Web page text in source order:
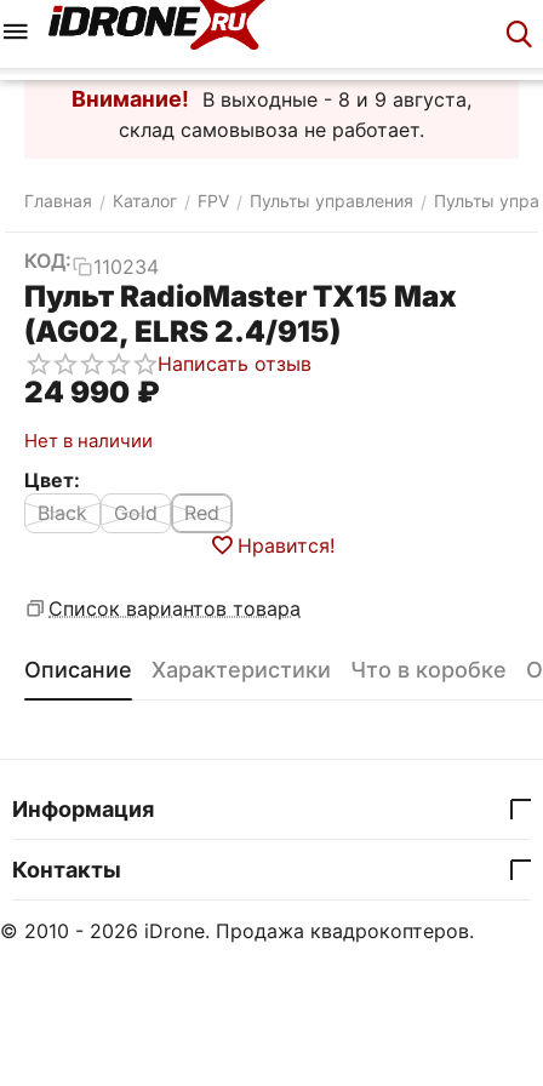
Внимание!
В выходные - 8 и 9 августа,
склад самовывоза не работает.
Главная / Каталог / FPV / Пульты управления / Пульты
КОД: 110234
Пульт RadioMaster TX15 Max
(AG02, ELRS 2.4/915)
Написать отзыв
24 990 ₽
Нет в наличии
Цвет:
Black
Gold
Red
Нравится!
Список вариантов товара
Описание Характеристики Что в коробке
Информация
Контакты
© 2010 - 2026 iDrone. Продажа квадрокоптеров.
Корзина